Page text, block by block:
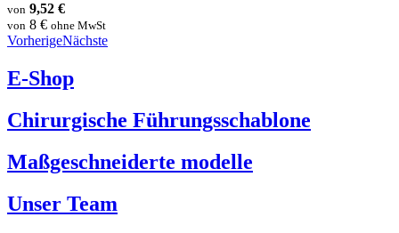
von 9,52 €
von 8 € ohne MwSt
VorherigeNächste
E-Shop
Chirurgische Führungsschablone
Maßgeschneiderte modelle
Unser Team